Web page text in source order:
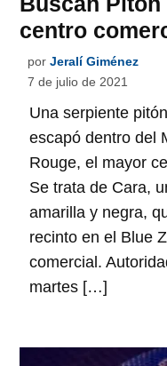
centro
por Jeralí Giménez
7 de julio de 2021
Una serpiente
escapó dentro del
Rouge, el mayor
Se trata de Cara,
amarilla y negra,
recinto en el Blue
comercial.
martes […]